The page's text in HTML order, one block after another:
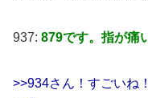
937: 879です。指が痛
>>934さん！すごいね